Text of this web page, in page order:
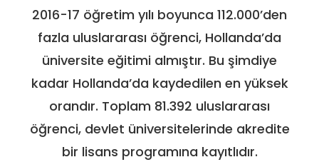
2016-17 öğretim yılı boyunca 112.000’den
fazla uluslararası öğrenci, Hollanda’da
üniversite eğitimi almıştır. Bu şimdiye
kadar Hollanda’da kaydedilen en yüksek
orandır. Toplam 81.392 uluslararası
öğrenci, devlet üniversitelerinde akredite
bir lisans programına kayıtlıdır.